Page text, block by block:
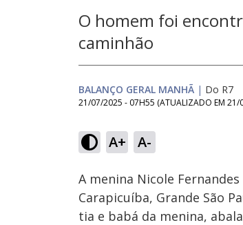
O homem foi
caminhão
BALANÇO GERAL MANHÃ | Do R7
21/07/2025 - 07H55 (ATUALIZADO EM 21/
A+ A-
Ativar
Som
11.65%
A menina Nicole
Carapicuíba, Grande São
tia e babá da menina,